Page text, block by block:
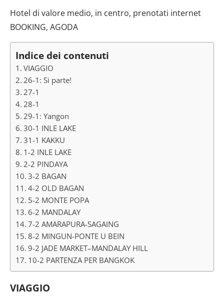
Hotel di valore medio, in centro, prenotati internet
BOOKING, AGODA
Indice dei contenuti
VIAGGIO
26-1: Si parte!
27-1
28-1
29-1: Yangon
30-1 INLE LAKE
31-1 KAKKU
1-2 INLE LAKE
2-2 PINDAYA
3-2 BAGAN
4-2 OLD BAGAN
5-2 MONTE POPA
6-2 MANDALAY
7-2 AMARAPURA-SAGAING
8-2 MINGUN-PONTE U BEIN
9-2 JADE MARKET–MANDALAY HILL
10-2 PARTENZA PER BANGKOK
VIAGGIO